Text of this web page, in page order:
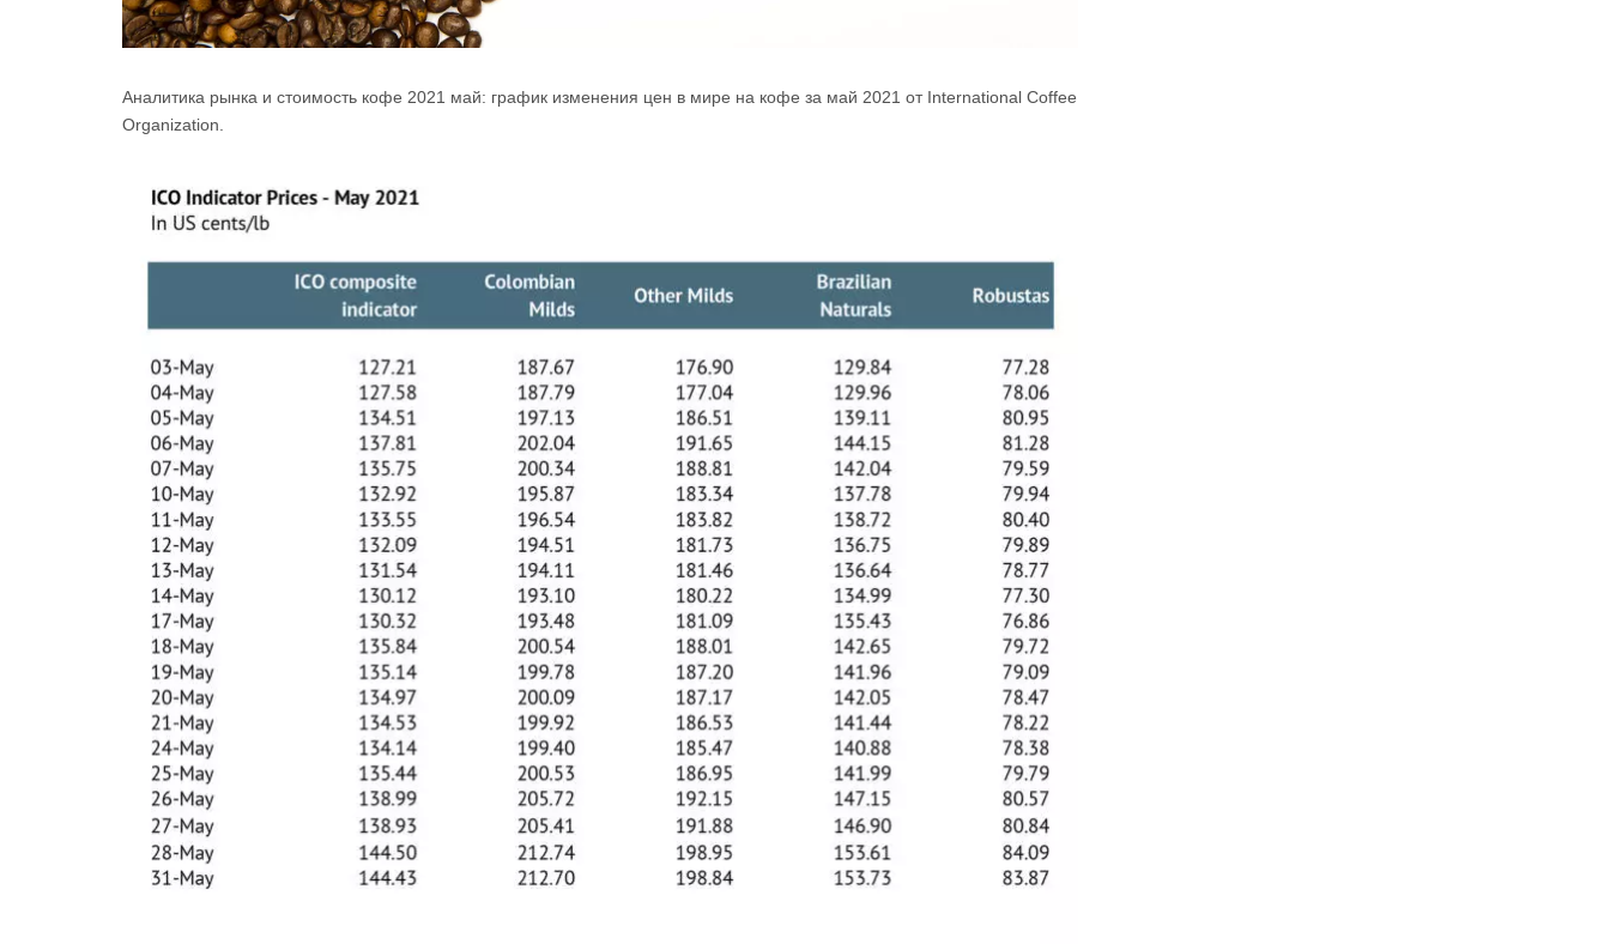
Аналитика рынка и стоимость кофе 2021 май: график изменения цен в мире на кофе за май 2021 от International Coffee
Organization.